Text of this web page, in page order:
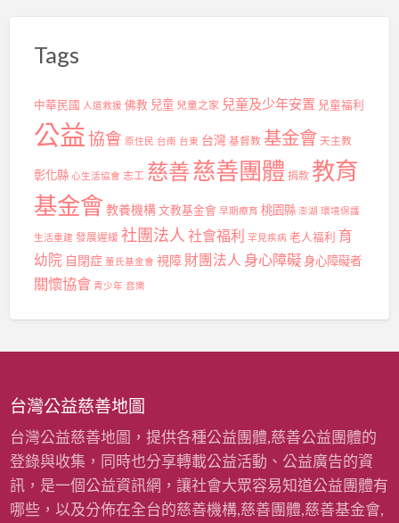
Tags
中華民國 人道救援 佛教 兒童 兒童之家 兒童及少年安置 兒童福利
公益協會 原住民 台南 台東 台灣 基督教 基金會 天主教
彰化縣 心生活協會 志工 慈善慈善團體 捐款 教育
基金會教養機構 文教基金會 早期療育 桃園縣 澎湖 環境保護
生活重建 發展遲緩 社團法人 社會福利 罕見疾病 老人福利 育
幼院 自閉症 董氏基金會 視障 財團法人 身心障礙 身心障礙者
關懷協會 青少年 音樂
台灣公益慈善地圖
台灣公益慈善地圖，提供各種公益團體,慈善公益團體的
登錄與收集，同時也分享轉載公益活動、公益廣告的資
訊，是一個公益資訊網，讓社會大眾容易知道公益團體有
哪些，以及分佈在全台的慈善機構,慈善團體,慈善基金會,